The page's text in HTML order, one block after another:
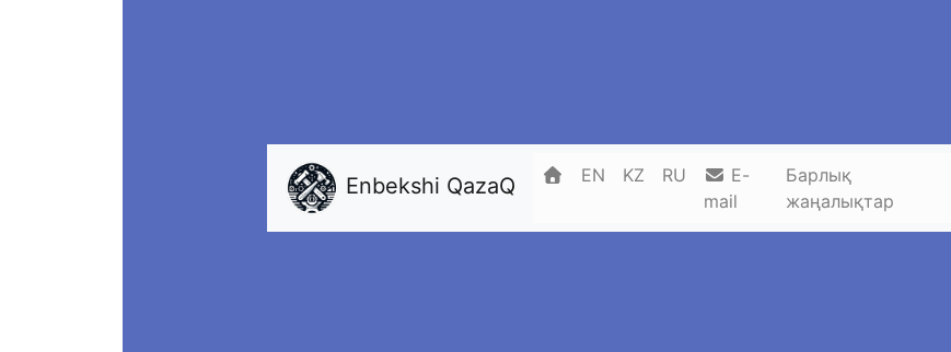
Enbekshi QazaQ EN KZ RU
E-
mail
Барлық
жаңалықтар